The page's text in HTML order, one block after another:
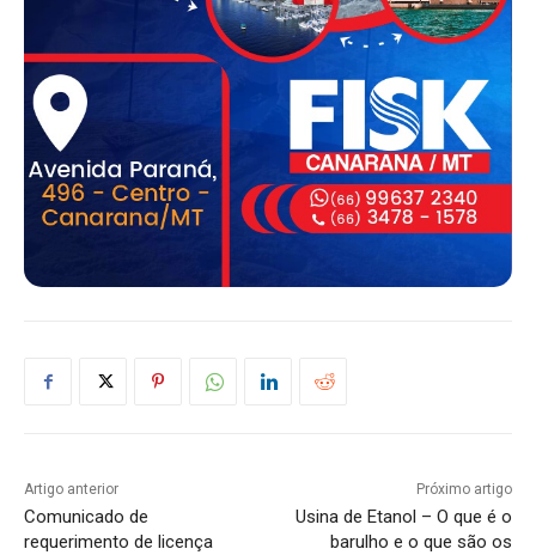
Artigo anterior
Comunicado de
requerimento de licença
Próximo artigo
Usina de Etanol – O que é o
barulho e o que são os